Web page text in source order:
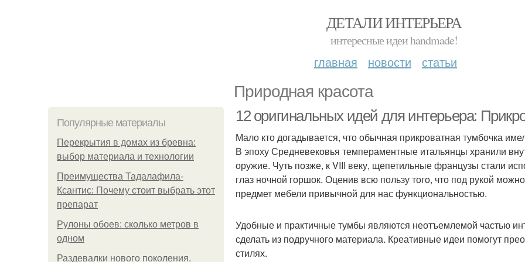
ДЕТАЛИ ИНТЕРЬЕРА
интересные идеи handmade!
главная новости статьи
Природная красота
Популярные материалы
Перекрытия в домах из бревна:
выбор материала и технологии
Преимущества Тадалафила-
Ксантис: Почему стоит выбрать этот
препарат
Рулоны обоев: сколько метров в
одном
Раздевалки нового поколения.
12 оригинальных идей для интерьера:
Мало кто догадывается, что обычная прикроватная тумбочка
В эпоху Средневековья темпераментные итальянцы хранили
оружие. Чуть позже, к VIII веку, щепетильные французы стали
глаз ночной горшок. Оценив всю пользу того, что под рукой
предмет мебели привычной для нас функциональностью.
Удобные и практичные тумбы являются неотъемлемой частью
сделать из подручного материала. Креативные идеи помогут
стилях.